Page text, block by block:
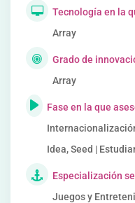
Tecnología en la
Array
Grado de
Array
Fase en la que
Idea, Seed |
Especialización
Juegos y